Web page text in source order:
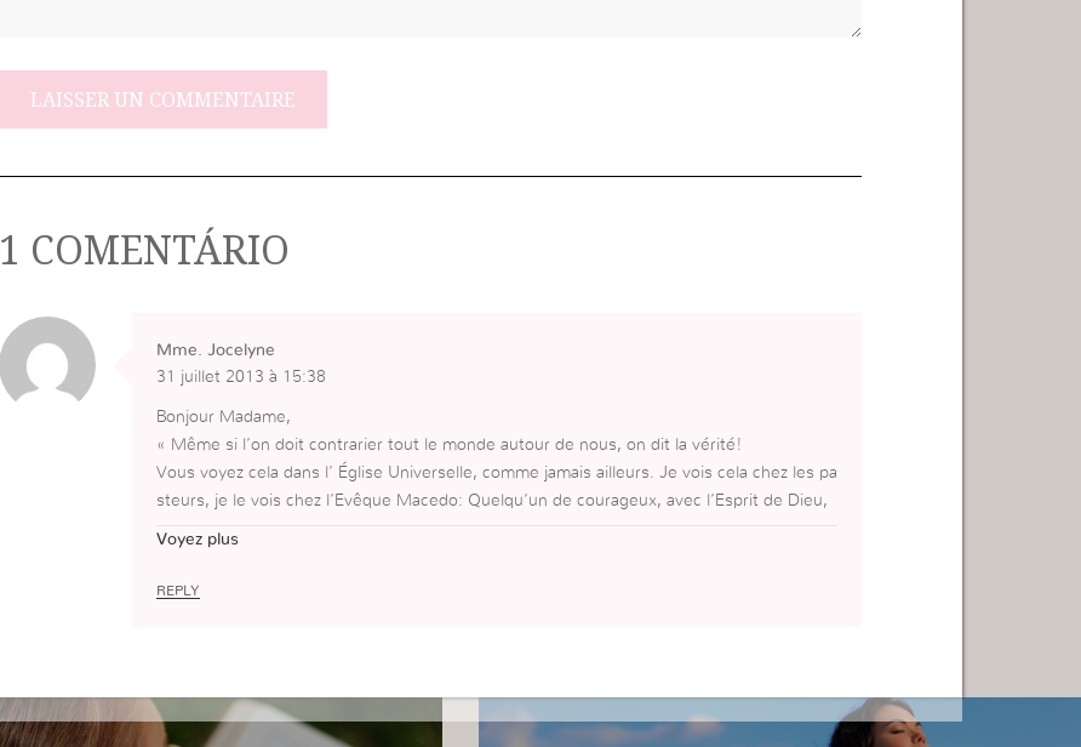
1 COMENTÁRIO
Mme. Jocelyne
31 juillet 2013 à 15:38
Bonjour Madame,
« Même si l’on doit contrarier tout le monde autour de nous, on dit la vérité!
Vous voyez cela dans l’ Église Universelle, comme jamais ailleurs. Je vois cela chez les pa
steurs, je le vois chez l’Evêque Macedo: Quelqu’un de courageux, avec l’Esprit de Dieu,
qui dit la vérité, s’’oppose à la religion la plus célèbre du monde. l’Esprit de Dieu est cour
oin. Et ce même esprit veut s’emparer de vous! »
LE CHEMIN DE LA MONTAGNE! LE CHEMIN DU SACRIFICE!
Que Dieu bénisse à tous (tes)!
Voyez plus
REPLY